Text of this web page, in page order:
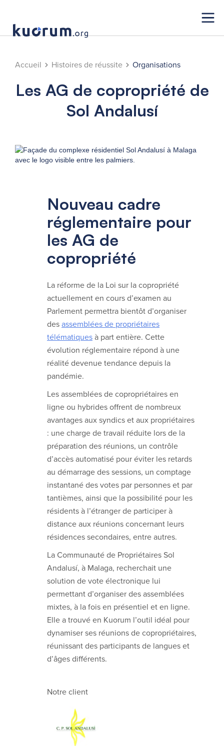
Accueil Histoires de réussite Organisations
Les AG de copropriété de
Sol Andalusí
Nouveau cadre
réglementaire pour
les AG de
copropriété
La réforme de la Loi sur la copropriété
actuellement en cours d’examen au
Parlement permettra bientôt d’organiser
desassemblées de propriétaires
télématiquesà part entière. Cette
évolution réglementaire répond à une
réalité devenue tendance depuis la
pandémie.
Les assemblées de copropriétaires en
ligne ou hybrides offrent de nombreux
avantages aux syndics et aux propriétaires
: une charge de travail réduite lors de la
préparation des réunions, un contrôle
d’accès automatisé pour éviter les retards
au démarrage des sessions, un comptage
instantané des votes par personnes et par
tantièmes, ainsi que la possibilité pour les
résidents à l’étranger de participer à
distance aux réunions concernant leurs
résidences secondaires, entre autres.
La Communauté de Propriétaires Sol
Andalusí, à Malaga, recherchait une
solution de vote électronique lui
permettant d’organiser des assemblées
mixtes, à la fois en présentiel et en ligne.
Elle a trouvé en Kuorum l’outil idéal pour
dynamiser ses réunions de copropriétaires,
réunissant des participants de langues et
d’âges différents.
Notre client